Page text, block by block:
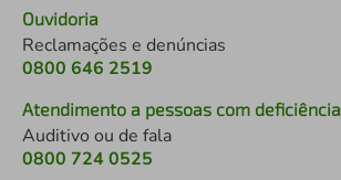
Ouvidoria
Reclamações e denúncias
0800 646 2519
Atendimento a pessoas com deficiência
Auditivo ou de fala
0800 724 0525